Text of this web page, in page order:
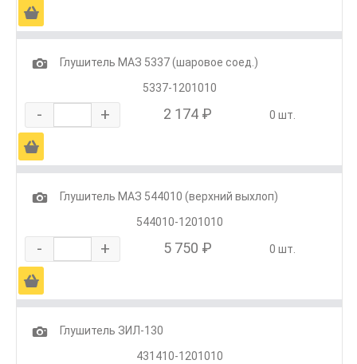
Ä
1
Глушитель МАЗ 5337 (шаровое соед.)
5337-1201010
- + 2 174 ₽ 0 шт.
Ä
1
Глушитель МАЗ 544010 (верхний выхлоп)
544010-1201010
- + 5 750 ₽ 0 шт.
Ä
1
Глушитель ЗИЛ-130
431410-1201010